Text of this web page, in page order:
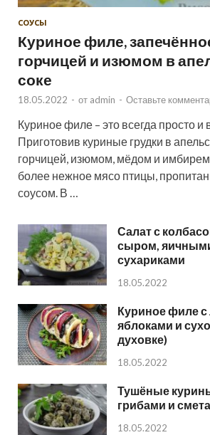
СОУСЫ
Куриное филе,
горчицей и изюмом в
соке
18.05.2022 - от admin - Оставьте
Куриное филе – это всегда просто и
Приготовив куриные грудки в
горчицей, изюмом, мёдом и
более нежное мясо птицы,
соусом. В …
Салат с
сыром,
сухариками
18.05.2022
Куриное филе с
яблоками и
духовке)
18.05.2022
Тушёные
грибами и
18.05.2022